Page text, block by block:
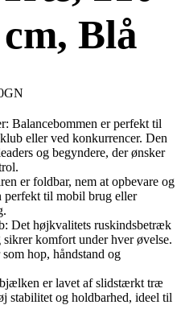
Blå
Balancebommen er perfekt til
eller ved konkurrencer. Den
og begyndere, der ønsker
er foldbar, nem at opbevare og
perfekt til mobil brug eller
Det højkvalitets ruskindsbetræk
komfort under hver øvelse.
hop, håndstand og
er lavet af slidstærkt træ
stabilitet og holdbarhed, ideel til